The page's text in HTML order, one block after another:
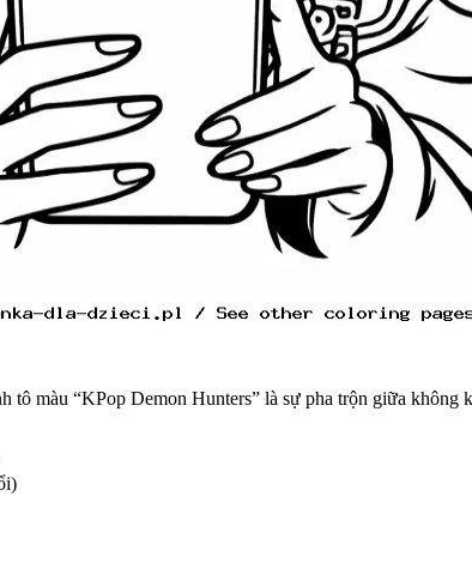
tô màu “KPop Demon Hunters” là sự pha trộn giữa